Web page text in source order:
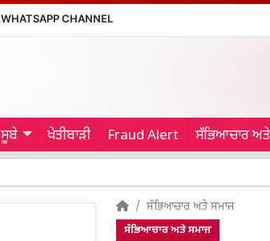
WHATSAPP CHANNEL
ਸੂਬੇ ਖੇਤੀਬਾੜੀ Fraud Alert ਸੱਭਿਆਚਾਰ
ਸੱਭਿਆਚਾਰ ਅਤੇ ਸਮਾਜ
ਸੱਭਿਆਚਾਰ ਅਤੇ ਸਮਾਜ